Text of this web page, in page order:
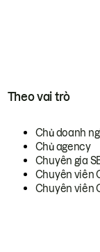
Theo vai trò
Chủ doanh
Chủ agency
Chuyên gia
Chuyên viên
Chuyên viên